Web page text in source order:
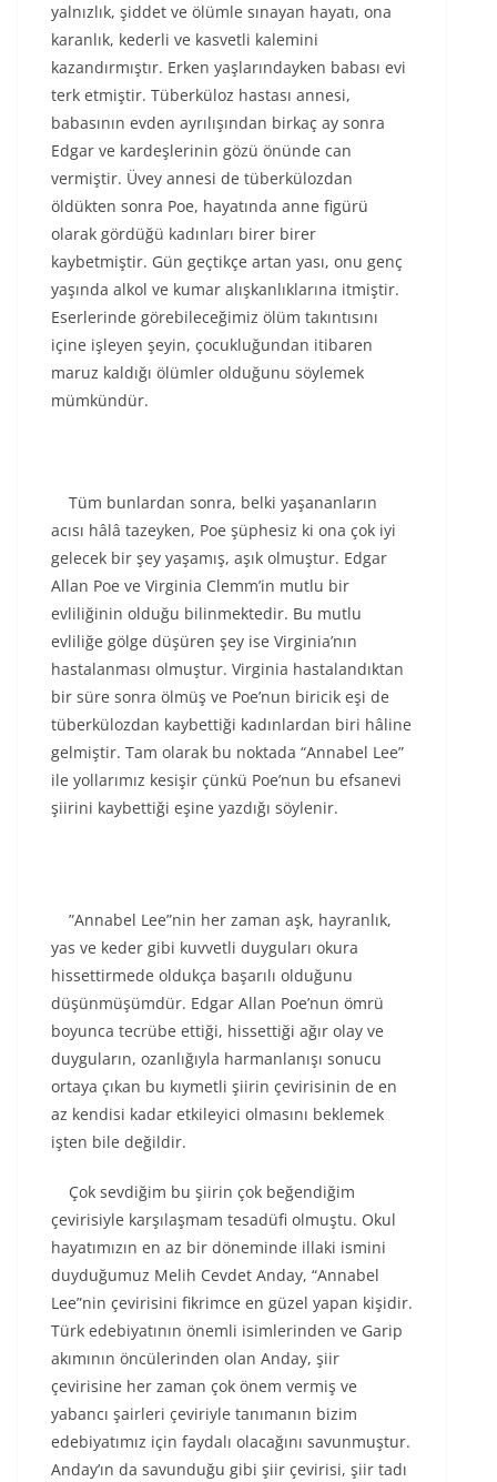
yalnızlık, şiddet ve ölümle sınayan hayatı, ona
karanlık, kederli ve kasvetli kalemini
kazandırmıştır. Erken yaşlarındayken babası evi
terk etmiştir. Tüberküloz hastası annesi,
babasının evden ayrılışından birkaç ay sonra
Edgar ve kardeşlerinin gözü önünde can
vermiştir. Üvey annesi de tüberkülozdan
öldükten sonra Poe, hayatında anne figürü
olarak gördüğü kadınları birer birer
kaybetmiştir. Gün geçtikçe artan yası, onu genç
yaşında alkol ve kumar alışkanlıklarına itmiştir.
Eserlerinde görebileceğimiz ölüm takıntısını
içine işleyen şeyin, çocukluğundan itibaren
maruz kaldığı ölümler olduğunu söylemek
mümkündür.
Tüm bunlardan sonra, belki yaşananların
acısı hâlâ tazeyken, Poe şüphesiz ki ona çok iyi
gelecek bir şey yaşamış, aşık olmuştur. Edgar
Allan Poe ve Virginia Clemm’in mutlu bir
evliliğinin olduğu bilinmektedir. Bu mutlu
evliliğe gölge düşüren şey ise Virginia’nın
hastalanması olmuştur. Virginia hastalandıktan
bir süre sonra ölmüş ve Poe’nun biricik eşi de
tüberkülozdan kaybettiği kadınlardan biri hâline
gelmiştir. Tam olarak bu noktada “Annabel Lee”
ile yollarımız kesişir çünkü Poe’nun bu efsanevi
şiirini kaybettiği eşine yazdığı söylenir.
”Annabel Lee”nin her zaman aşk, hayranlık,
yas ve keder gibi kuvvetli duyguları okura
hissettirmede oldukça başarılı olduğunu
düşünmüşümdür. Edgar Allan Poe’nun ömrü
boyunca tecrübe ettiği, hissettiği ağır olay ve
duyguların, ozanlığıyla harmanlanışı sonucu
ortaya çıkan bu kıymetli şiirin çevirisinin de en
az kendisi kadar etkileyici olmasını beklemek
işten bile değildir.
Çok sevdiğim bu şiirin çok beğendiğim
çevirisiyle karşılaşmam tesadüfi olmuştu. Okul
hayatımızın en az bir döneminde illaki ismini
duyduğumuz Melih Cevdet Anday, “Annabel
Lee”nin çevirisini fikrimce en güzel yapan kişidir.
Türk edebiyatının önemli isimlerinden ve Garip
akımının öncülerinden olan Anday, şiir
çevirisine her zaman çok önem vermiş ve
yabancı şairleri çeviriyle tanımanın bizim
edebiyatımız için faydalı olacağını savunmuştur.
Anday’ın da savunduğu gibi şiir çevirisi, şiir tadı